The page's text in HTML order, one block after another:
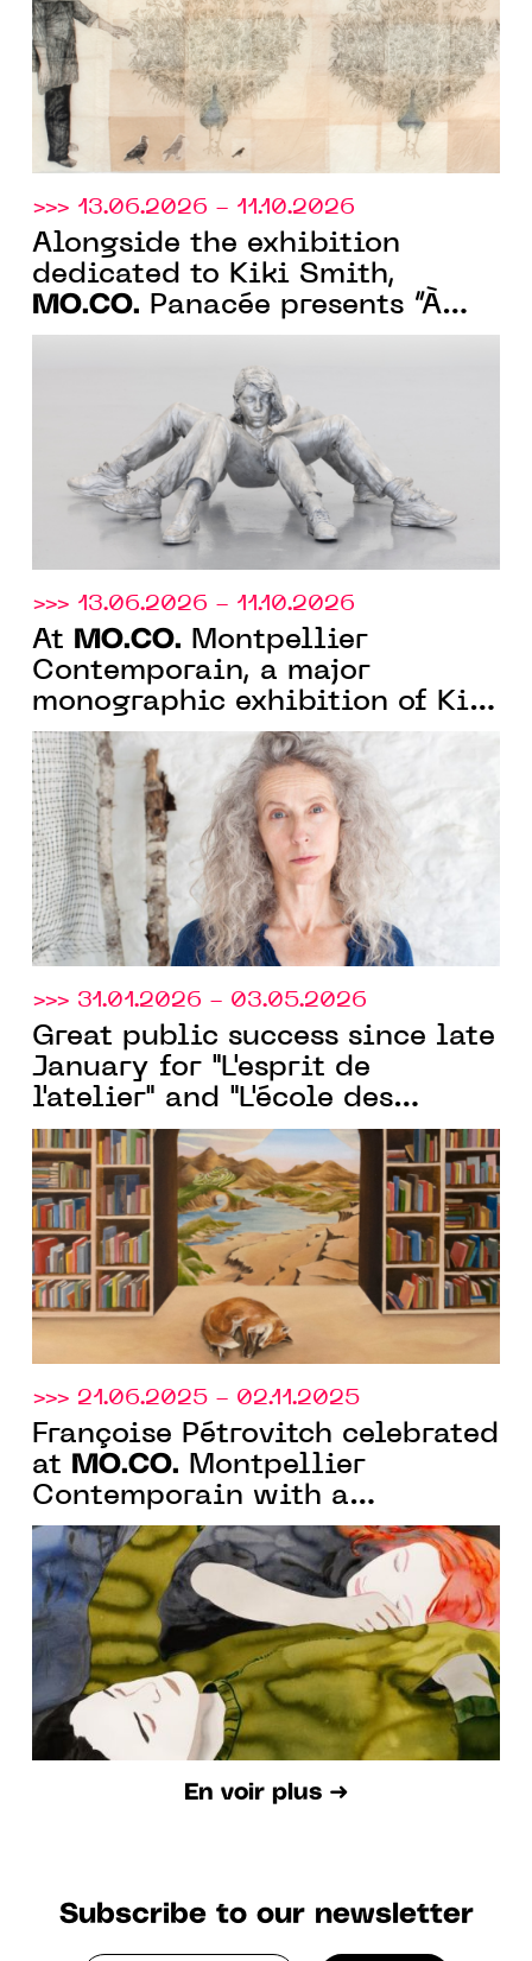
>>> 13.06.2026 - 11.10.2026
Alongside the exhibition
dedicated to Kiki Smith,
MO.CO. Panacée presents “À
fleur de peau”, a collection
exhibition on monstrosity
>>> 13.06.2026 - 11.10.2026
At MO.CO. Montpellier
Contemporain, a major
monographic exhibition of Kiki
Smith celebrating 40 years of
artistic practice
>>> 31.01.2026 - 03.05.2026
Great public success since late
January for "L'esprit de
l'atelier" and "L'école des
beaux-arts de Montpellier," the
two exhibitions organized by
MO.CO.
>>> 21.06.2025 - 02.11.2025
Françoise Pétrovitch celebrated
at MO.CO. Montpellier
Contemporain with a
monographic show of 130
works
En voir plus ➜
Subscribe to our newsletter